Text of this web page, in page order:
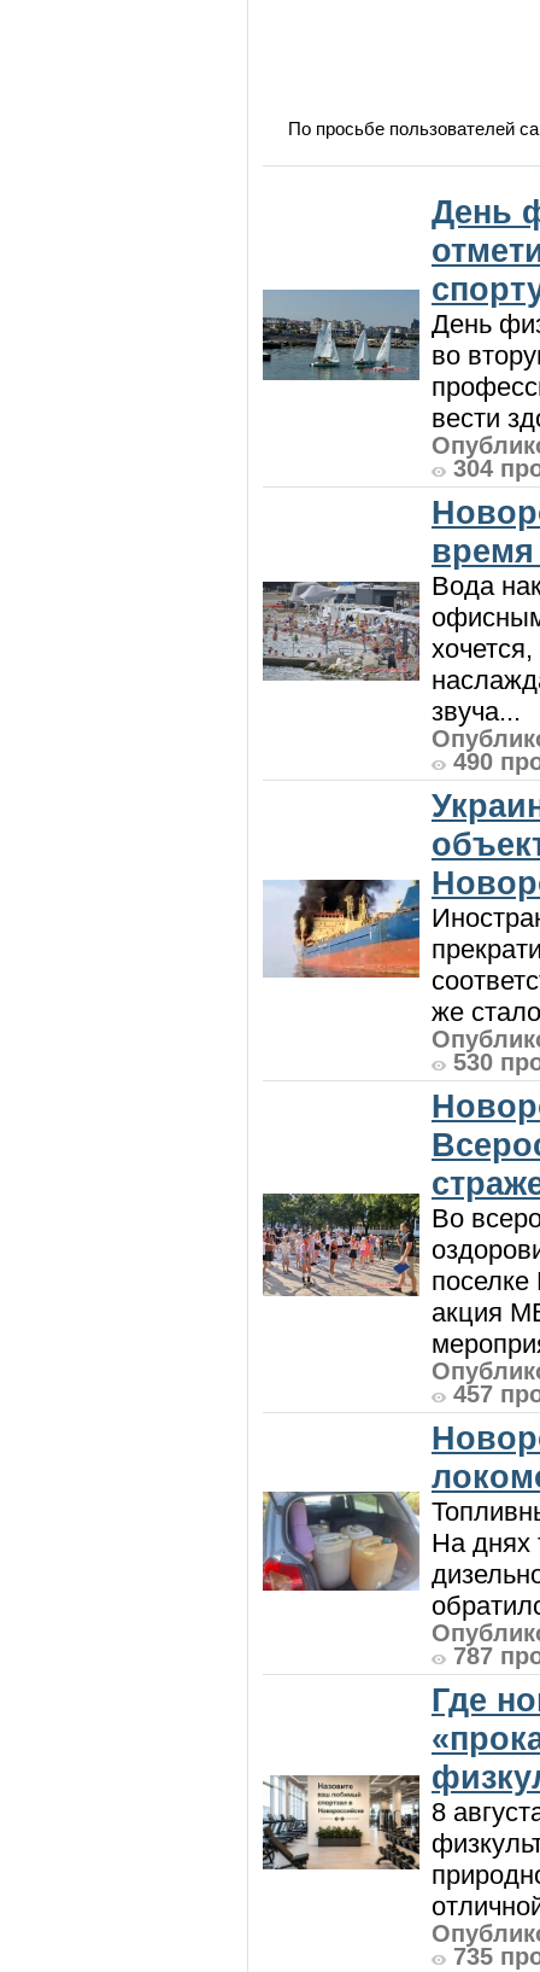
По просьбе пользователей
День
День
во
вести
304
Вода
звуча...
490
же
530
Во
акция
457
На днях
787
Где
8
735